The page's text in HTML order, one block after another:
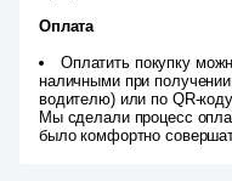
Оплата
Оплатить покупку
наличными при
водителю) или по QR-
Мы сделали процесс
было комфортно